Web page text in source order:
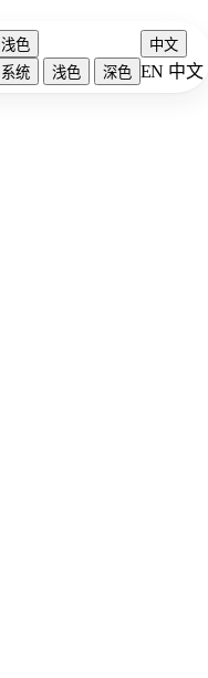
浅色
系统
浅色 深色
中文
EN 中文